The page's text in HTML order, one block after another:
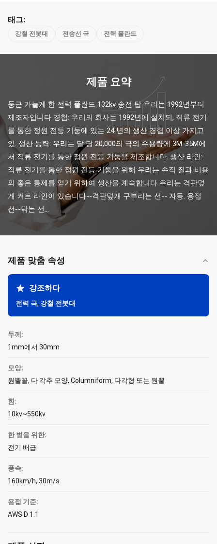
태그:
강철 전봇대 전송선 극 전력 폴란드
제품 요약
둥근 가늘게 한 전력 폴란드 132kv 송전 탑 우리는 1992년부터
제조자입니다 경험: 우리의 회사는 1992년에 설치되, 직류 전기
를 통한 정원 전등 기둥에 있는 24 년의 생산 경험 이상 가지고
있. 생산 능력: 우리는 달 당 20,000의 극의 수용량에 3M-35M에
서 직류 전기를 통한 정원 전등 기둥을 제조합니다. 생산 라인:
직류 전기를 통한 정원 전등 기둥을 위해 우리는 수직 질과 비용
의 좋은 통제를 얻기 위하여 생산을 계속합니다 우리는 격판덮
개 커트 라인이 있습니다--격판덮개 구부리는 선-- 자동. 용접
선--닦는 선...
제품 맞춤 속성
강조하다
전력 극, 강철 전봇대
두께:
1mm에서 30mm
모양:
원뿔꼴, 다 각추 모양, Columniform, 다각형 또는 원뿔
힘:
10kv~550kv
한 벌을 위한:
전기 배급
풍속:
160km/h, 30m/s
용접 기준:
AWS D 1.1